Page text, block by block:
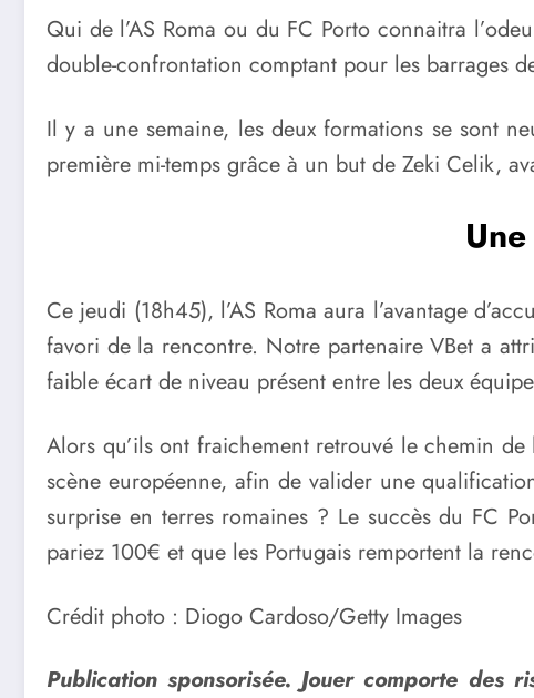
Qui de l’AS Roma ou du FC Porto connaitra
double-confrontation comptant pour les barrages
Il y a une semaine, les deux formations se sont
première mi-temps grâce à un but de Zeki Celik,
Ce jeudi (18h45), l’AS Roma aura l’avantage
favori de la rencontre. Notre partenaire VBet a
faible écart de niveau présent entre les deux
Alors qu’ils ont fraichement retrouvé le chemin
scène européenne, afin de valider une
surprise en terres romaines ? Le succès du FC
pariez 100€ et que les Portugais remportent la
Crédit photo : Diogo Cardoso/Getty Images
Publication sponsorisée. Jouer comporte des